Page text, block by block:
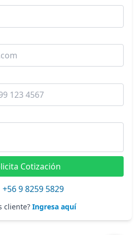
Cotización
+56 9 8259 5829
cliente? Ingresa aquí